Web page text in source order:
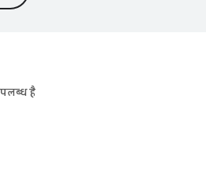
है